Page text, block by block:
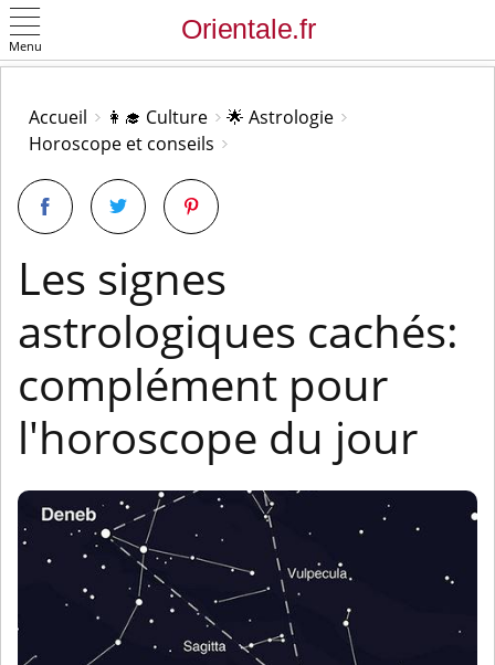
Menu
Accueil 👩‍🎓 Culture
🌟 Astrologie
Horoscope et conseils
Les signes
astrologiques cachés:
complément pour
l'horoscope du jour